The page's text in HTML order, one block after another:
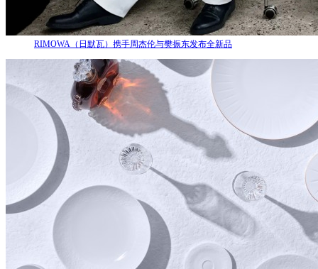
RIMOWA（日默瓦）携手周杰伦与樊振东发布全新品